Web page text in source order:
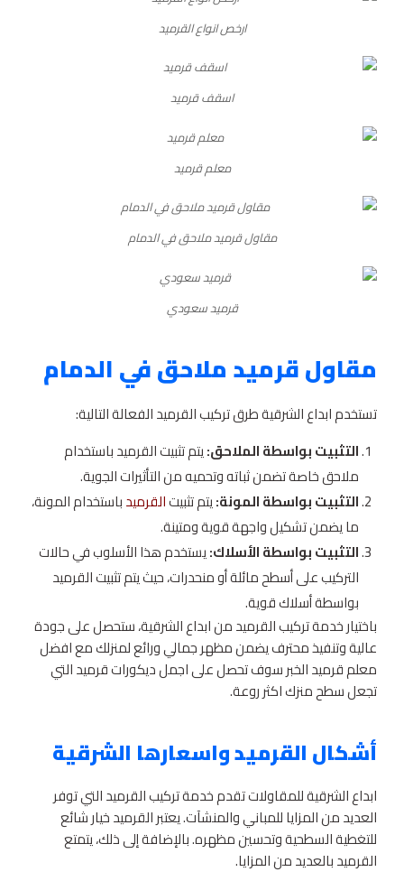
ارخص انواع القرميد
اسقف قرميد
معلم قرميد
مقاول قرميد ملاحق في الدمام
قرميد سعودي
مقاول قرميد ملاحق في الدمام
تستخدم ابداع الشرقية طرق تركيب القرميد الفعالة التالية:
التثبيت بواسطة الملاحق:يتم تثبيت القرميد باستخدام
ملاحق خاصة تضمن ثباته وتحميه من التأثيرات الجوية.
التثبيت بواسطة المونة:يتم تثبيتالقرميدباستخدام المونة،
ما يضمن تشكيل واجهة قوية ومتينة.
التثبيت بواسطة الأسلاك:يستخدم هذا الأسلوب في حالات
التركيب على أسطح مائلة أو منحدرات، حيث يتم تثبيت القرميد
بواسطة أسلاك قوية.
باختيار خدمة تركيب القرميد من ابداع الشرقية، ستحصل على جودة
عالية وتنفيذ محترف يضمن مظهر جمالي ورائع لمنزلك مع افضل
معلم قرميد الخبر سوف تحصل على اجمل ديكورات قرميد التي
تجعل سطح منزك اكثر روعة.
أشكال القرميد واسعارها الشرقية
ابداع الشرقية للمقاولات تقدم خدمة تركيب القرميد التي توفر
العديد من المزايا للمباني والمنشآت. يعتبر القرميد خيار شائع
للتغطية السطحية وتحسين مظهره. بالإضافة إلى ذلك، يتمتع
القرميد بالعديد من المزايا.